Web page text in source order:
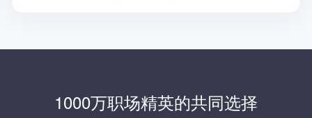
1000万职场精英的共同选择